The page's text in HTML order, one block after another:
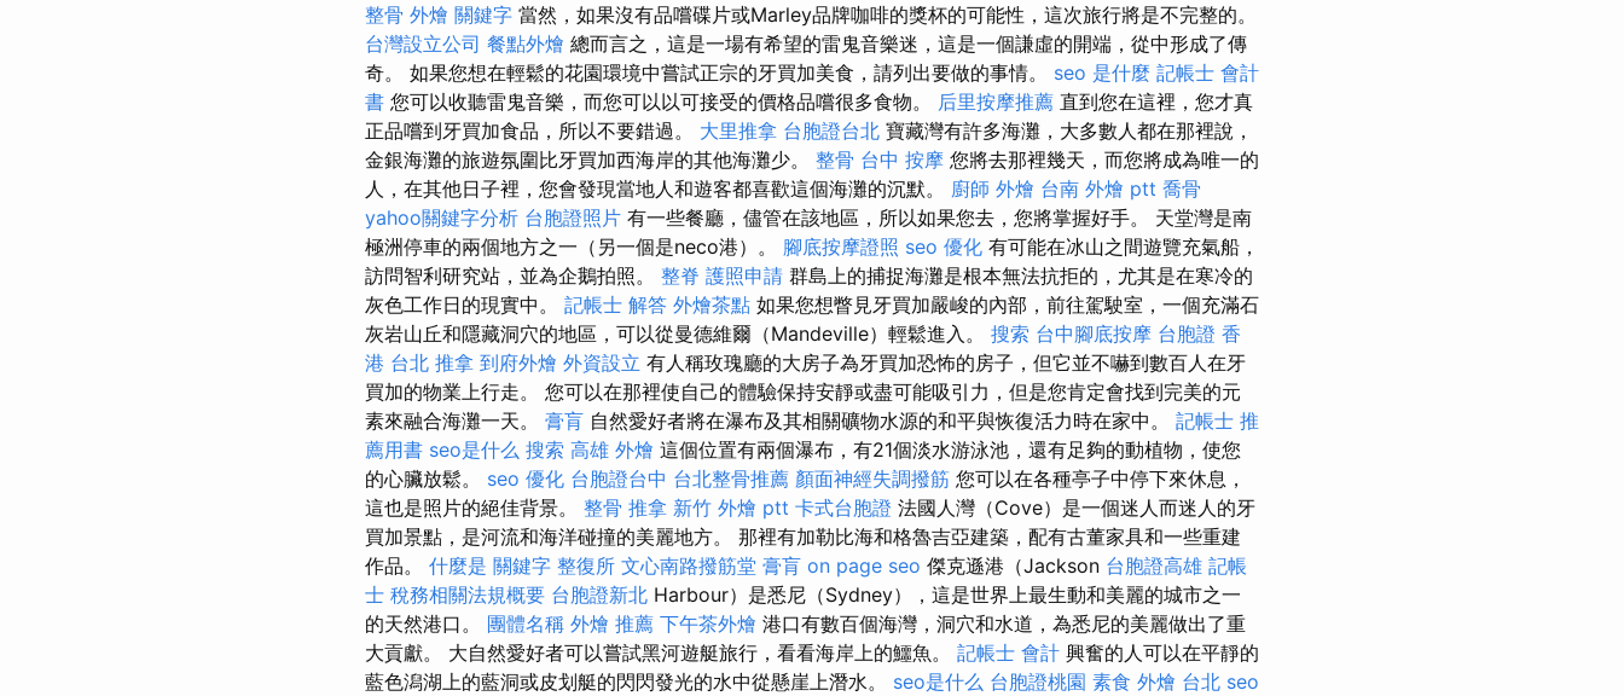
整骨 外燴 關鍵字 當然，如果沒有品嚐碟片或Marley品牌咖啡的獎杯的可能性，這次旅行將是不完整的。
台灣設立公司 餐點外燴 總而言之，這是一場有希望的雷鬼音樂迷，這是一個謙虛的開端，從中形成了傳
奇。 如果您想在輕鬆的花園環境中嘗試正宗的牙買加美食，請列出要做的事情。 seo 是什麼 記帳士 會計
書 您可以收聽雷鬼音樂，而您可以以可接受的價格品嚐很多食物。 后里按摩推薦 直到您在這裡，您才真
正品嚐到牙買加食品，所以不要錯過。 大里推拿 台胞證台北 寶藏灣有許多海灘，大多數人都在那裡說，
金銀海灘的旅遊氛圍比牙買加西海岸的其他海灘少。 整骨 台中 按摩 您將去那裡幾天，而您將成為唯一的
人，在其他日子裡，您會發現當地人和遊客都喜歡這個海灘的沉默。 廚師 外燴 台南 外燴 ptt 喬骨
yahoo關鍵字分析 台胞證照片 有一些餐廳，儘管在該地區，所以如果您去，您將掌握好手。 天堂灣是南
極洲停車的兩個地方之一（另一個是neco港）。 腳底按摩證照 seo 優化 有可能在冰山之間遊覽充氣船，
訪問智利研究站，並為企鵝拍照。 整脊 護照申請 群島上的捕捉海灘是根本無法抗拒的，尤其是在寒冷的
灰色工作日的現實中。 記帳士 解答 外燴茶點 如果您想瞥見牙買加嚴峻的內部，前往駕駛室，一個充滿石
灰岩山丘和隱藏洞穴的地區，可以從曼德維爾（Mandeville）輕鬆進入。 搜索 台中腳底按摩 台胞證 香
港 台北 推拿 到府外燴 外資設立 有人稱玫瑰廳的大房子為牙買加恐怖的房子，但它並不嚇到數百人在牙
買加的物業上行走。 您可以在那裡使自己的體驗保持安靜或盡可能吸引力，但是您肯定會找到完美的元
素來融合海灘一天。 膏肓 自然愛好者將在瀑布及其相關礦物水源的和平與恢復活力時在家中。 記帳士 推
薦用書 seo是什么 搜索 高雄 外燴 這個位置有兩個瀑布，有21個淡水游泳池，還有足夠的動植物，使您
的心臟放鬆。 seo 優化 台胞證台中 台北整骨推薦 顏面神經失調撥筋 您可以在各種亭子中停下來休息，
這也是照片的絕佳背景。 整骨 推拿 新竹 外燴 ptt 卡式台胞證 法國人灣（Cove）是一個迷人而迷人的牙
買加景點，是河流和海洋碰撞的美麗地方。 那裡有加勒比海和格魯吉亞建築，配有古董家具和一些重建
作品。 什麼是 關鍵字 整復所 文心南路撥筋堂 膏肓 on page seo 傑克遜港（Jackson 台胞證高雄 記帳
士 稅務相關法規概要 台胞證新北 Harbour）是悉尼（Sydney），這是世界上最生動和美麗的城市之一
的天然港口。 團體名稱 外燴 推薦 下午茶外燴 港口有數百個海灣，洞穴和水道，為悉尼的美麗做出了重
大貢獻。 大自然愛好者可以嘗試黑河遊艇旅行，看看海岸上的鱷魚。 記帳士 會計 興奮的人可以在平靜的
藍色潟湖上的藍洞或皮划艇的閃閃發光的水中從懸崖上潛水。 seo是什么 台胞證桃園 素食 外燴 台北 seo